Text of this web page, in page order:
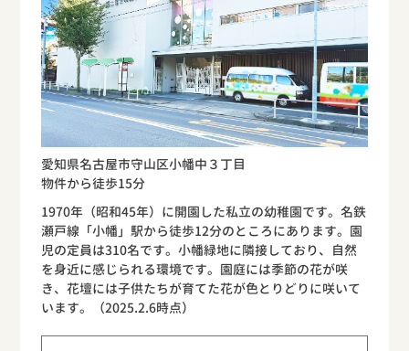
愛知県名古屋市守山区小幡中３丁目
物件から徒歩15分
1970年（昭和45年）に開園した私立の幼稚園です。名鉄
瀬戸線「小幡」駅から徒歩12分のところにあります。園
児の定員は310名です。小幡緑地に隣接しており、自然
を身近に感じられる環境です。園庭には季節の花が咲
き、花壇には子供たちが育てた花が色とりどりに咲いて
います。（2025.2.6時点）